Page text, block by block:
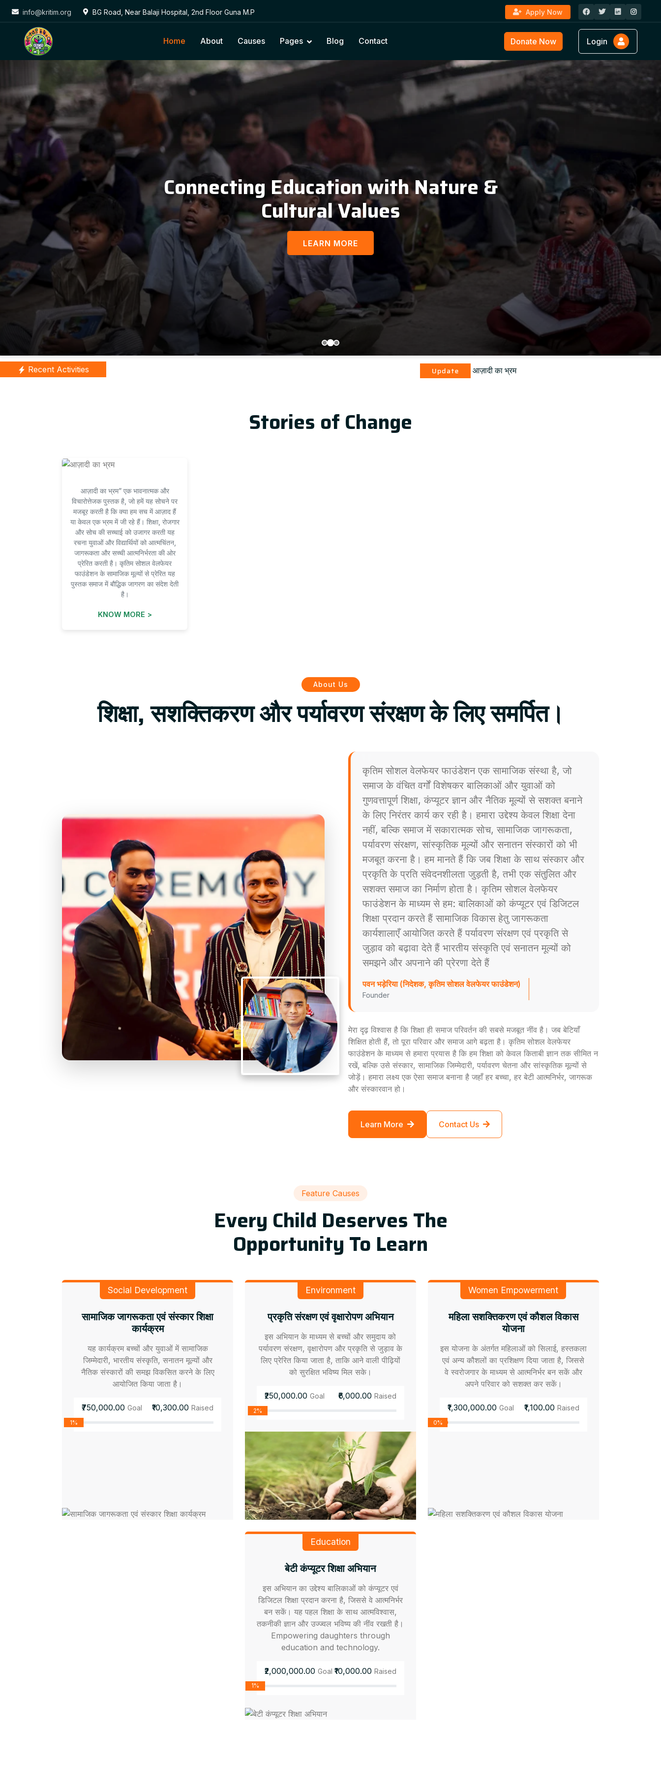
info@kritim.org BG Road, Near Balaji Hospital, 2nd Floor Guna M.P Apply Now
Home About Causes Pages Blog Contact Donate Now Login
Connecting Education with Nature &
Cultural Values
LEARN MORE
Recent Activities आज़ादी का भ्रम
Stories of Change
आज़ादी का भ्रम” एक भावनात्मक और
विचारोत्तेजक पुस्तक है, जो हमें यह सोचने पर
मजबूर करती है कि क्या हम सच में आज़ाद हैं
या केवल एक भ्रम में जी रहे हैं। शिक्षा, रोजगार
और सोच की सच्चाई को उजागर करती यह
रचना युवाओं और विद्यार्थियों को आत्मचिंतन,
जागरूकता और सच्ची आत्मनिर्भरता की ओर
प्रेरित करती है। कृतिम सोशल वेलफेयर
फाउंडेशन के सामाजिक मूल्यों से प्रेरित यह
पुस्तक समाज में बौद्धिक जागरण का संदेश देती
है।
KNOW MORE >
About Us
शिक्षा, सशक्तिकरण और पर्यावरण संरक्षण के लिए समर्पित।
कृतिम सोशल वेलफेयर फाउंडेशन एक सामाजिक संस्था है, जो
समाज के वंचित वर्गों विशेषकर बालिकाओं और युवाओं को
गुणवत्तापूर्ण शिक्षा, कंप्यूटर ज्ञान और नैतिक मूल्यों से सशक्त बनाने
के लिए निरंतर कार्य कर रही है। हमारा उद्देश्य केवल शिक्षा देना
नहीं, बल्कि समाज में सकारात्मक सोच, सामाजिक जागरूकता,
पर्यावरण संरक्षण, सांस्कृतिक मूल्यों और सनातन संस्कारों को भी
मजबूत करना है। हम मानते हैं कि जब शिक्षा के साथ संस्कार और
प्रकृति के प्रति संवेदनशीलता जुड़ती है, तभी एक संतुलित और
सशक्त समाज का निर्माण होता है। कृतिम सोशल वेलफेयर
फाउंडेशन के माध्यम से हम: बालिकाओं को कंप्यूटर एवं डिजिटल
शिक्षा प्रदान करते हैं सामाजिक विकास हेतु जागरूकता
कार्यशालाएँ आयोजित करते हैं पर्यावरण संरक्षण एवं प्रकृति से
जुड़ाव को बढ़ावा देते हैं भारतीय संस्कृति एवं सनातन मूल्यों को
समझने और अपनाने की प्रेरणा देते हैं
पवन भड़ेरिया (निदेशक, कृतिम सोशल वेलफेयर फाउंडेशन)
Founder
मेरा दृढ़ विश्वास है कि शिक्षा ही समाज परिवर्तन की सबसे मजबूत नींव है। जब बेटियाँ
शिक्षित होती हैं, तो पूरा परिवार और समाज आगे बढ़ता है। कृतिम सोशल वेलफेयर
फाउंडेशन के माध्यम से हमारा प्रयास है कि हम शिक्षा को केवल किताबी ज्ञान तक सीमित न
रखें, बल्कि उसे संस्कार, सामाजिक जिम्मेदारी, पर्यावरण चेतना और सांस्कृतिक मूल्यों से
जोड़ें। हमारा लक्ष्य एक ऐसा समाज बनाना है जहाँ हर बच्चा, हर बेटी आत्मनिर्भर, जागरूक
और संस्कारवान हो।
Learn More Contact Us
Feature Causes
Every Child Deserves The
Opportunity To Learn
Social Development
सामाजिक जागरूकता एवं संस्कार शिक्षा
कार्यक्रम
यह कार्यक्रम बच्चों और युवाओं में सामाजिक
जिम्मेदारी, भारतीय संस्कृति, सनातन मूल्यों और
नैतिक संस्कारों की समझ विकसित करने के लिए
आयोजित किया जाता है।
₹750,000.00Goal ₹10,300.00 Raised
1%
Environment
प्रकृति संरक्षण एवं वृक्षारोपण अभियान
इस अभियान के माध्यम से बच्चों और समुदाय को
पर्यावरण संरक्षण, वृक्षारोपण और प्रकृति से जुड़ाव के
लिए प्रेरित किया जाता है, ताकि आने वाली पीढ़ियों
को सुरक्षित भविष्य मिल सके।
₹250,000.00 Goal ₹6,000.00 Raised
2%
Women Empowerment
महिला सशक्तिकरण एवं कौशल विकास
योजना
इस योजना के अंतर्गत महिलाओं को सिलाई, हस्तकला
एवं अन्य कौशलों का प्रशिक्षण दिया जाता है, जिससे
वे स्वरोजगार के माध्यम से आत्मनिर्भर बन सकें और
अपने परिवार को सशक्त कर सकें।
₹1,300,000.00 Goal ₹1,100.00 Raised
0%
Education
बेटी कंप्यूटर शिक्षा अभियान
इस अभियान का उद्देश्य बालिकाओं को कंप्यूटर एवं
डिजिटल शिक्षा प्रदान करना है, जिससे वे आत्मनिर्भर
बन सकें। यह पहल शिक्षा के साथ आत्मविश्वास,
तकनीकी ज्ञान और उज्ज्वल भविष्य की नींव रखती है।
Empowering daughters through
education and technology.
₹2,000,000.00 Goal ₹10,000.00 Raised
1%